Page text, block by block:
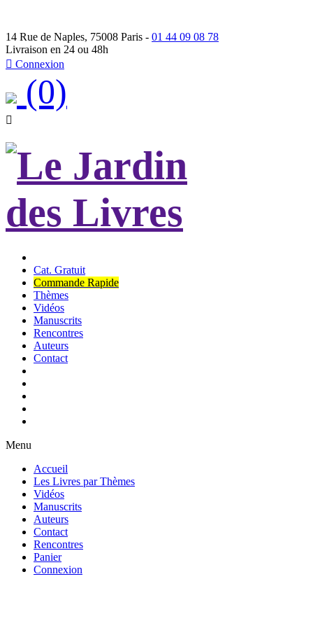
14 Rue de Naples, 75008 Paris - 01 44 09 08 78
Livraison en 24 ou 48h
 Connexion
(0)

Cat. Gratuit
Commande Rapide
Thèmes
Vidéos
Manuscrits
Rencontres
Auteurs
Contact
Menu
Accueil
Les Livres par Thèmes
Vidéos
Manuscrits
Auteurs
Contact
Rencontres
Panier
Connexion